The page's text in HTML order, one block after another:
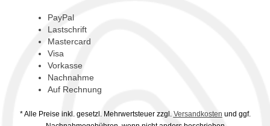
PayPal
Lastschrift
Mastercard
Visa
Vorkasse
Nachnahme
Auf Rechnung
* Alle Preise inkl. gesetzl. Mehrwertsteuer zzgl. Versandkosten und ggf.